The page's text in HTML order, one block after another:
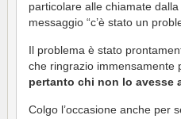
particolare alle chiamate
messaggio “c’è stato un
Il problema è stato
che ringrazio immensamente
pertanto chi non lo avesse
Colgo l’occasione anche per